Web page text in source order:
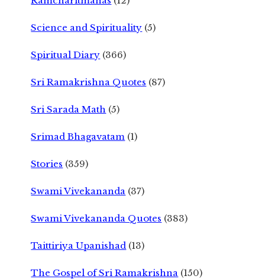
Science and Spirituality (5)
Spiritual Diary (366)
Sri Ramakrishna Quotes (87)
Sri Sarada Math (5)
Srimad Bhagavatam (1)
Stories (359)
Swami Vivekananda (37)
Swami Vivekananda Quotes (383)
Taittiriya Upanishad (13)
The Gospel of Sri Ramakrishna (150)